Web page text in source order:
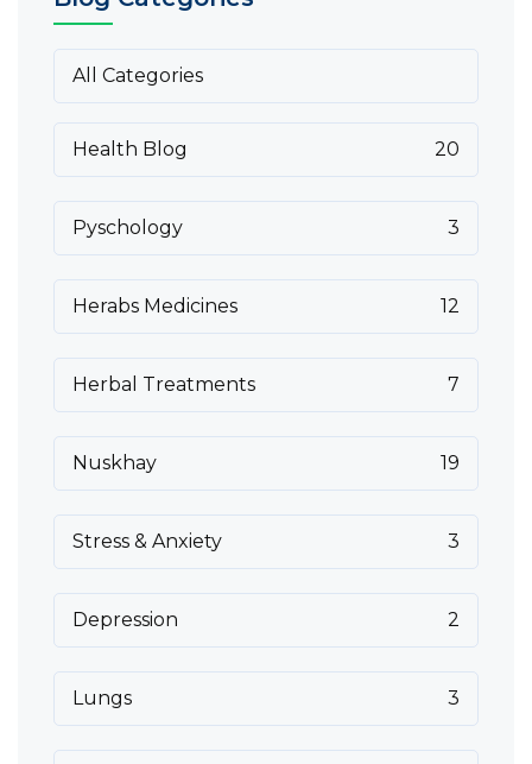
All Categories
Health Blog 20
Pyschology 3
Herabs Medicines 12
Herbal Treatments 7
Nuskhay 19
Stress & Anxiety 3
Depression 2
Lungs 3